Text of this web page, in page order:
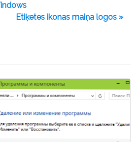
Etiķetes ikonas maiņa logos »